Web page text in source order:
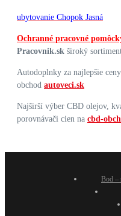
ubytovanie Chopok Jasná
Ochranné pracovné
Pracovnik.sk široký
Autodoplnky za najlepšie
obchod autoveci.sk
Najširší výber CBD olejov,
porovnávači cien na cbd-
Bod –